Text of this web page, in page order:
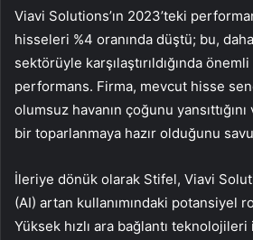
Viavi Solutions’ın 2023’teki
hisseleri %4 oranında düştü; bu,
sektörüyle karşılaştırıldığında
performans. Firma, mevcut hisse
olumsuz havanın çoğunu
bir toparlanmaya hazır olduğunu
İleriye dönük olarak Stifel, Viavi
(AI) artan kullanımındaki potansiyel
Yüksek hızlı ara bağlantı teknolojileri